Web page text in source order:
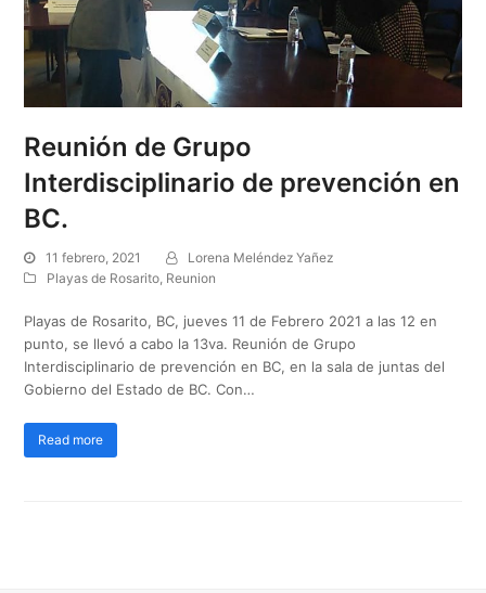
Reunión de Grupo
Interdisciplinario de prevención en
BC.
11 febrero, 2021
Lorena Meléndez Yañez
Playas de Rosarito Reunion
Playas de Rosarito, BC, jueves 11 de Febrero 2021 a las 12 en
punto, se llevó a cabo la 13va. Reunión de Grupo
Interdisciplinario de prevención en BC, en la sala de juntas del
Gobierno del Estado de BC. Con…
Read more